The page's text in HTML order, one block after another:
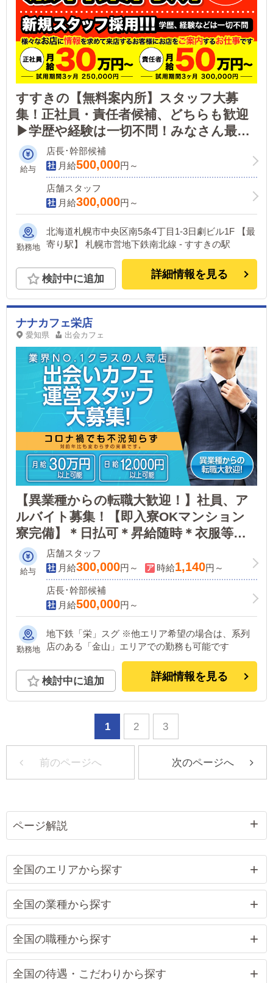
すすきの【無料案内所】スタッフ大募
集！正社員・責任者候補、どちらも歓迎
▶学歴や経験は一切不問！みなさん最初
は未経験からスタートです！
給与
店長･幹部候補
月給500,000円～
店舗スタッフ
月給300,000円～
勤務地
北海道札幌市中央区南5条4丁目1-3日劇ビル1F 【最
寄り駅】 札幌市営地下鉄南北線 - すすきの駅
検討中に追加 詳細情報を見る
ナナカフェ栄店
愛知県 出会カフェ
【異業種からの転職大歓迎！】社員、ア
ルバイト募集！【即入寮OKマンション
寮完備】＊日払可＊昇給随時＊衣服等支
給！業界最大級！環境・待遇バツグンの
環境です♪
給与
店舗スタッフ
月給300,000円～ 時給1,140円～
店長･幹部候補
月給500,000円～
勤務地
地下鉄「栄」スグ ※他エリア希望の場合は、系列
店のある「金山」エリアでの勤務も可能です
検討中に追加 詳細情報を見る
1 2 3
前のページへ 次のページへ
ページ解説
全国のエリアから探す
全国の業種から探す
全国の職種から探す
全国の待遇・こだわりから探す